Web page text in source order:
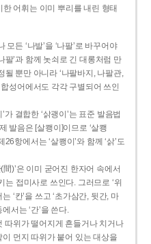
어휘는 이미 뿌리를 내린 형태
모든 ‘나발’을 ‘나팔’로 바꾸어야
팔’과 함께 놋쇠로 긴 대롱처럼 만
될 뿐만 아니라 ‘나팔바지, 나팔관,
합성어에서도 각각 구별되어 쓰인
가 결합한 ‘삵괭이’는 표준 발음법
발음은 [살쾡이]이므로 ‘살쾡
항에서는 ‘살쾡이’와 함께 ‘삵’도
)’은 이미 굳어진 한자어 속에서
접미사로 쓰인다. 그러므로 ‘위
‘칸’을 쓰고 ‘초가삼간, 뒷간, 마
서는 ‘간’을 쓴다.
따위가 떨어지게 흔들거나 치거나
이 먼지 따위가 붙어 있는 대상을